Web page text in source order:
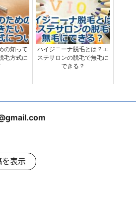
の知って
毛方式に
ハイジニーナ脱毛とは？エ
ステサロンの脱毛で無毛に
できる？
表示